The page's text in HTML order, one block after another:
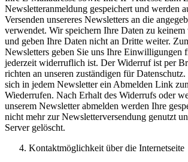
Newsletteranmeldung gespeichert und werden
Versenden unsereres Newsletters an die
verwendet. Wir speichern Ihre Daten zu
und geben Ihre Daten nicht an Dritte weiter.
Newsletters geben Sie uns Ihre Einwilligungen
jederzeit widerruflich ist. Der Widerruf ist per
richten an unseren zuständigen für
sich in jedem Newsletter ein Abmelden Link
Wiederrufen. Nach Erhalt des Widerrufs oder
unserem Newsletter abmelden werden Ihre
nicht mehr zur Newsletterversendung genutzt
Server gelöscht.
Kontaktmöglichkeit über die Internetseite